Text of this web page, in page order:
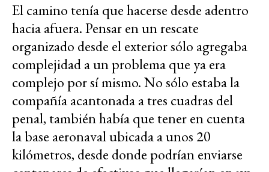
El camino tenía que hacerse desde adentro
hacia afuera. Pensar en un rescate
organizado desde el exterior sólo agregaba
complejidad a un problema que ya era
complejo por sí mismo. No sólo estaba la
compañía acantonada a tres cuadras del
penal, también había que tener en cuenta
la base aeronaval ubicada a unos 20
kilómetros, desde donde podrían enviarse